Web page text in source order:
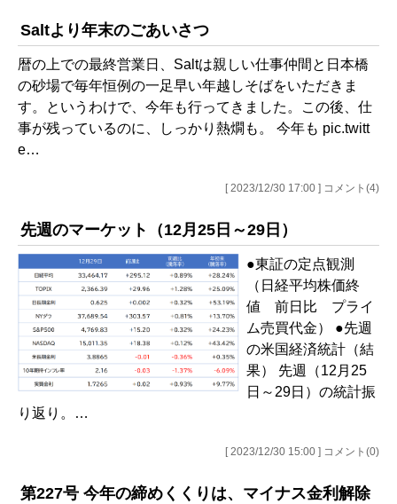
Saltより年末のごあいさつ
暦の上での最終営業日、Saltは親しい仕事仲間と日本橋
の砂場で毎年恒例の一足早い年越しそばをいただきま
す。というわけで、今年も行ってきました。この後、仕
事が残っているのに、しっかり熱燗も。 今年も pic.twitt
e…
[ 2023/12/30 17:00 ] コメント(4)
先週のマーケット（12月25日～29日）
●東証の定点観測
（日経平均株価終
値 前日比 プライ
ム売買代金） ●先週
の米国経済統計（結
果） 先週（12月25
日～29日）の統計振
り返り。…
[ 2023/12/30 15:00 ] コメント(0)
第227号 今年の締めくくりは、マイナス金利解除